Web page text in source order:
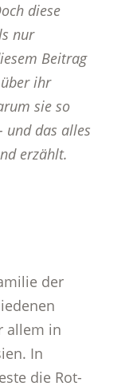
diese
nur
Beitrag
ihr
sie so
und das alles
erzählt.
der
allem in
In
die Rot-